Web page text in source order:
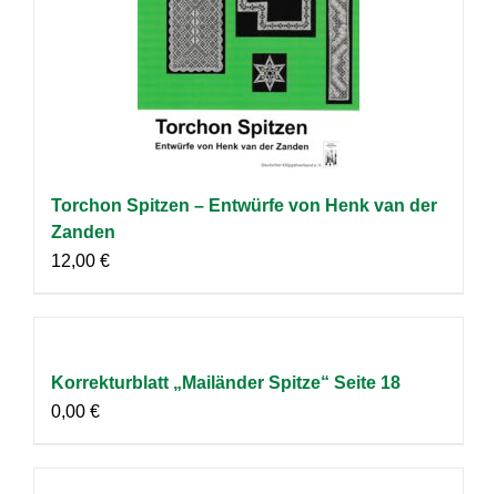
Torchon Spitzen – Entwürfe von Henk van der
Zanden
12,00 €
Korrekturblatt „Mailänder Spitze“ Seite 18
0,00 €